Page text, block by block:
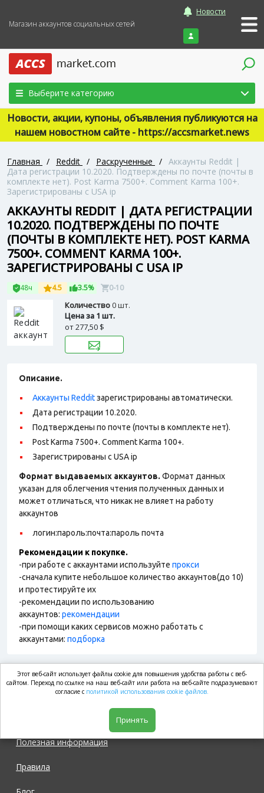
Магазин аккаунтов социальных сетей
Новости
Войти
Выберите категорию
Новости, акции, купоны, объявления публикуются на
нашем новостном сайте - https://accsmarket.news
Главная / Reddit / Раскрученные / Аккаунты Reddit |
Дата регистрации 10.2020. Подтверждены по почте (почты в
комплекте нет). Post Karma 7500+. Comment Karma 100+.
Зарегистрированы с USA ip
АККАУНТЫ REDDIT | ДАТА РЕГИСТРАЦИИ
10.2020. ПОДТВЕРЖДЕНЫ ПО ПОЧТЕ
(ПОЧТЫ В КОМПЛЕКТЕ НЕТ). POST KARMA
7500+. COMMENT KARMA 100+.
ЗАРЕГИСТРИРОВАНЫ С USA IP
48ч 4.5 3.5% 0-10
Количество0 шт.
Цена за 1 шт.
от277,50 $
Описание.
Аккаунты Redditзарегистрированы автоматически.
Дата регистрации 10.2020.
Подтверждены по почте (почты в комплекте нет).
Post Karma 7500+. Comment Karma 100+.
Зарегистрированы с USA ip
Формат выдаваемых аккаунтов. Формат данных
указан для облегчения чтения полученных данных и
может отличаться, что никак не влияет на работу
аккаунтов
логин:пароль:почта:пароль почта
Рекомендации к покупке.
-при работе с аккаунтами используйте прокси
-сначала купите небольшое количество аккаунтов(до 10)
и протестируйте их
-рекомендации по использованию
аккаунтов: рекомендации
-при помощи каких сервисов можно работать с
аккаунтами: подборка
market.com
Полезная информация
Правила
Этот веб-сайт использует файлы cookie для повышения удобства работы с веб-
сайтом. Переход по ссылке на наш веб-сайт или работа на веб-сайте подразумевают
согласие с политикой использования cookie файлов.
Принять